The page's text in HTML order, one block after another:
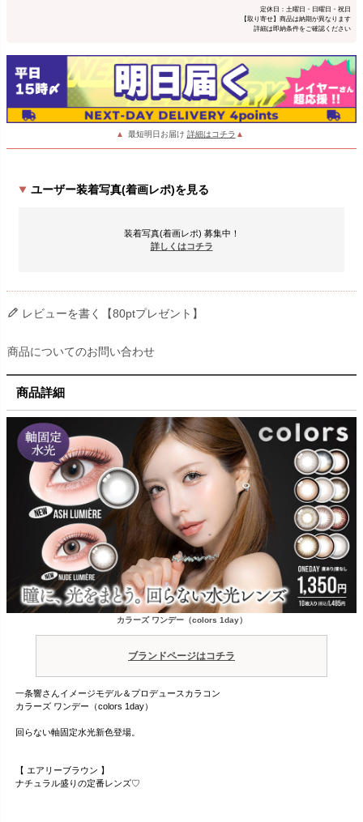
定休日：土曜日・日曜日・祝日
【取り寄せ】商品は納期が異なります
詳細は即納条件をご確認ください
▲ 最短明日お届け 詳細はコチラ ▲
ユーザー装着写真(着画レポ)を見る
装着写真(着画レポ) 募集中！
詳しくはコチラ
レビューを書く【80ptプレゼント】
商品についてのお問い合わせ
商品詳細
カラーズ ワンデー（colors 1day）
ブランドページはコチラ
一条響さんイメージモデル＆プロデュースカラコン
カラーズ ワンデー（colors 1day）
回らない軸固定水光新色登場。
【 エアリーブラウン 】
ナチュラル盛りの定番レンズ♡